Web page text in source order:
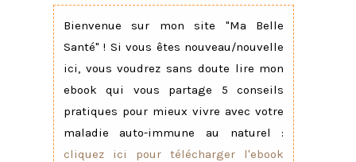
Bienvenue sur mon site "Ma Belle
Santé" ! Si vous êtes nouveau/nouvelle
ici, vous voudrez sans doute lire mon
ebook qui vous partage 5 conseils
pratiques pour mieux vivre avec votre
maladie auto-immune au naturel :
cliquez ici pour télécharger l'ebook